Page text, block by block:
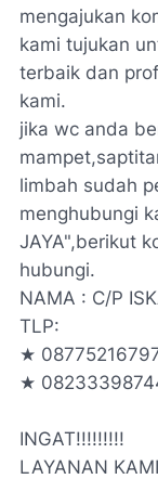
mengajukan
kami tujukan
terbaik dan
kami.
jika wc anda
limbah sudah
menghubungi
JAYA",berikut
hubungi.
NAMA : C/P
TLP:
★
★
INGAT!!!!!!!!!
LAYANAN